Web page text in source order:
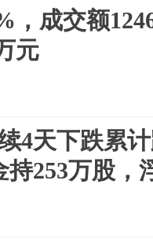
，成交额
元
4天下跌累
253万股，